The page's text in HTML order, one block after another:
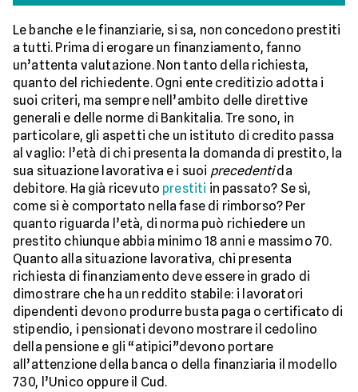
Le banche e le finanziarie, si sa, non concedono prestiti
a tutti. Prima di erogare un finanziamento, fanno
un’attenta valutazione. Non tanto della richiesta,
quanto del richiedente. Ogni ente creditizio adotta i
suoi criteri, ma sempre nell’ambito delle direttive
generali e delle norme di Bankitalia. Tre sono, in
particolare, gli aspetti che un istituto di credito passa
al vaglio: l’età di chi presenta la domanda di prestito, la
sua situazione lavorativa e i suoi precedentida
debitore. Ha già ricevuto prestiti in passato? Se sì,
come si è comportato nella fase di rimborso? Per
quanto riguarda l’età, di norma può richiedere un
prestito chiunque abbia minimo 18 anni e massimo 70.
Quanto alla situazione lavorativa, chi presenta
richiesta di finanziamento deve essere in grado di
dimostrare che ha un reddito stabile: i lavoratori
dipendenti devono produrre busta paga o certificato di
stipendio, i pensionati devono mostrare il cedolino
della pensione e gli “atipici”devono portare
all’attenzione della banca o della finanziaria il modello
730, l’Unico oppure il Cud.